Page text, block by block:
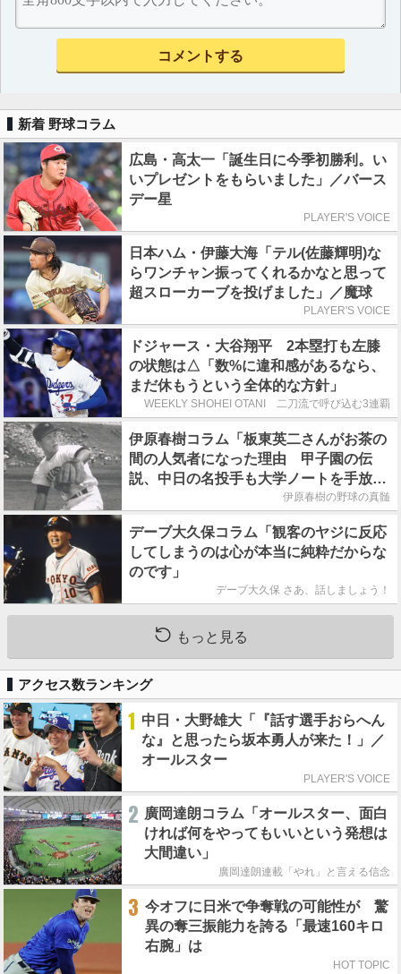
新着 野球コラム
広島・高太一「誕生日に今季初勝利。い
いプレゼントをもらいました」／バース
デー星
PLAYER'S VOICE
日本ハム・伊藤大海「テル(佐藤輝明)な
らワンチャン振ってくれるかなと思って
超スローカーブを投げました」／魔球
PLAYER'S VOICE
ドジャース・大谷翔平 2本塁打も左膝
の状態は△「数%に違和感があるなら、
まだ休もうという全体的な方針」
WEEKLY SHOHEI OTANI 二刀流で呼び込む3連覇
伊原春樹コラム「板東英二さんがお茶の
間の人気者になった理由 甲子園の伝
説、中日の名投手も大学ノートを手放さ
伊原春樹の野球の真髄
デーブ大久保コラム「観客のヤジに反応
してしまうのは心が本当に純粋だからな
のです」
デーブ大久保 さあ、話しましょう！
もっと見る
アクセス数ランキング
1 中日・大野雄大「『話す選手おらへん
な』と思ったら坂本勇人が来た！」／
オールスター
PLAYER'S VOICE
2 廣岡達朗コラム「オールスター、面白
ければ何をやってもいいという発想は
大間違い」
廣岡達朗連載「やれ」と言える信念
3 今オフに日米で争奪戦の可能性が 驚
異の奪三振能力を誇る「最速160キロ
右腕」は
HOT TOPIC